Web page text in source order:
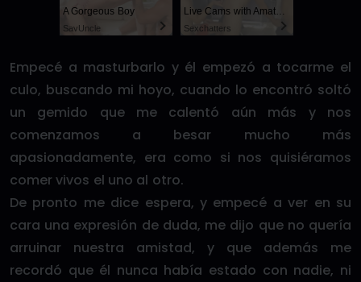
A Gorgeous Boy
SayUncle
Live Cams with Amateur Men
Sexchatters
Empecé a masturbarlo y él empezó a tocarme el
culo, buscando mi hoyo, cuando lo encontró soltó
un gemido que me calentó aún más y nos
comenzamos a besar mucho más
apasionadamente, era como si nos quisiéramos
comer vivos el uno al otro.
De pronto me dice espera, y empecé a ver en su
cara una expresión de duda, me dijo que no quería
arruinar nuestra amistad, y que además me
recordó que él nunca había estado con nadie, ni